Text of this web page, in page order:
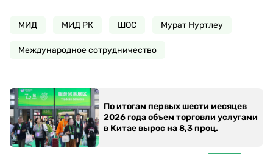
МИД МИД РК ШОС Мурат Нуртлеу
Международное сотрудничество
По итогам первых шести месяцев
2026 года объем торговли услугами
в Китае вырос на 8,3 проц.